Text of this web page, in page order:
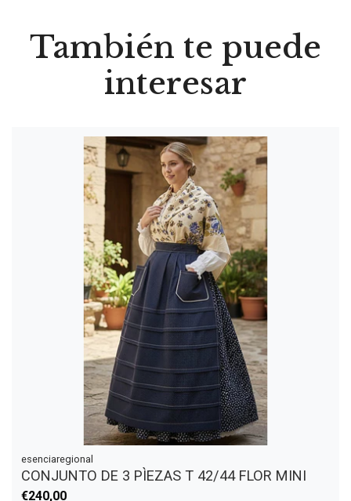
También te puede
interesar
esenciaregional
CONJUNTO DE 3 PÌEZAS T 42/44 FLOR MINI
€240,00